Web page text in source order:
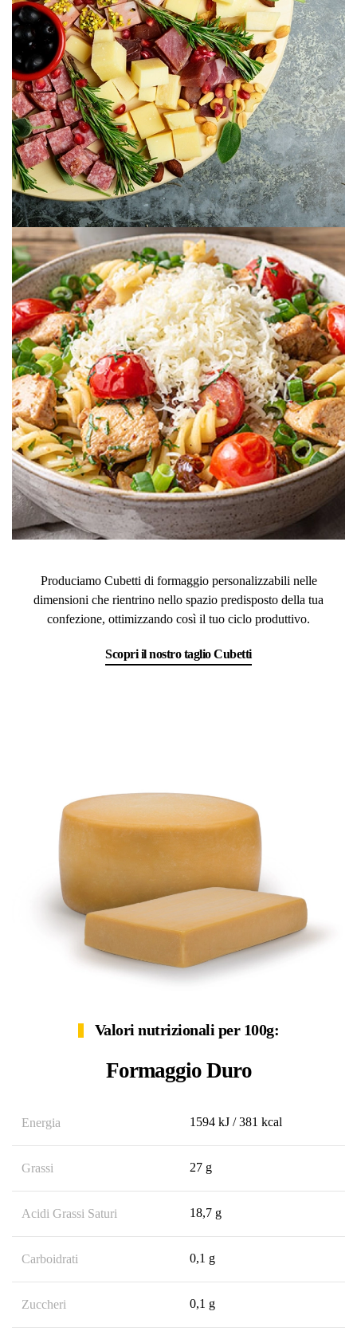
Produciamo Cubetti di formaggio personalizzabili nelle
dimensioni che rientrino nello spazio predisposto della tua
confezione, ottimizzando così il tuo ciclo produttivo.
Scopri il nostro taglio Cubetti
Valori nutrizionali per 100g:
Formaggio Duro
Energia 1594 kJ / 381 kcal
Grassi 27 g
Acidi Grassi Saturi 18,7 g
Carboidrati 0,1 g
Zuccheri 0,1 g